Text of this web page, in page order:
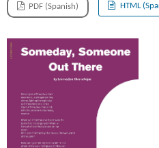
PDF (Spanish) HTML